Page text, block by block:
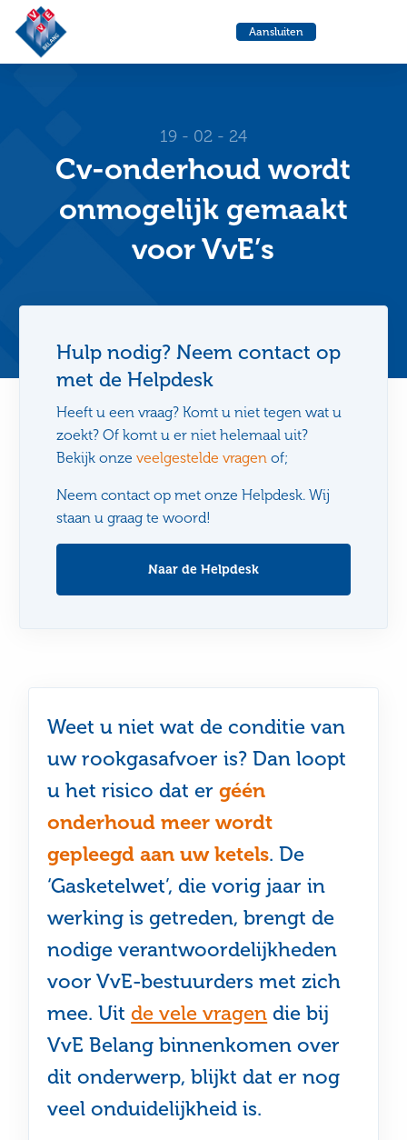
Aansluiten
19 - 02 - 24
Cv-onderhoud wordt
onmogelijk gemaakt
voor VvE’s
Hulp nodig? Neem contact op
met de Helpdesk
Heeft u een vraag? Komt u niet tegen wat u
zoekt? Of komt u er niet helemaal uit?
Bekijk onzeveelgestelde vragen of;
Neem contact op met onze Helpdesk. Wij
staan u graag te woord!
Naar de Helpdesk
Weet u niet wat de conditie van
uw rookgasafvoer is? Dan loopt
u het risico dat ergéén
onderhoud meer wordt
gepleegd aan uw ketels. De
‘Gasketelwet’, die vorig jaar in
werking is getreden, brengt de
nodige verantwoordelijkheden
voor VvE-bestuurders met zich
mee. Uitde vele vragen die bij
VvE Belang binnenkomen over
dit onderwerp, blijkt dat er nog
veel onduidelijkheid is.